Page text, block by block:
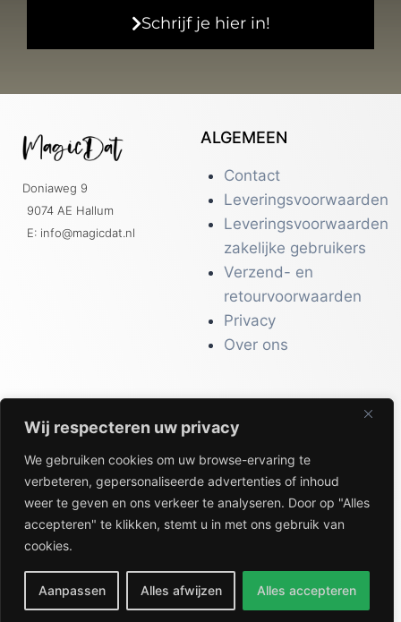
Wij respecteren uw privacy
We gebruiken cookies om uw browse-ervaring te
verbeteren, gepersonaliseerde advertenties of inhoud
weer te geven en ons verkeer te analyseren. Door op "Alles
accepteren" te klikken, stemt u in met ons gebruik van
cookies.
Aanpassen Alles afwijzen Alles accepteren
Schrijf je hier in!
Doniaweg 9
9074 AE Hallum
E: info@magicdat.nl
ALGEMEEN
Contact
Leveringsvoorwaarden
Leveringsvoorwaarden
zakelijke gebruikers
Verzend- en
retourvoorwaarden
Privacy
Over ons
CATALOGI
Workwear &
Veiligheid
Kantoor & Receptie
Gezondheid & Beauty
Keuken & Horeca